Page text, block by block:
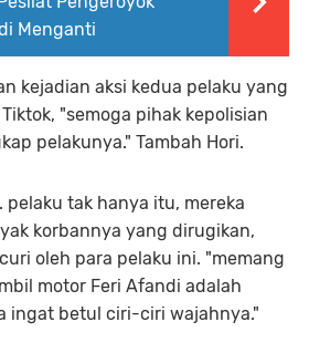
Menganti
kejadian aksi kedua pelaku yang
"semoga pihak kepolisian
pelakunya." Tambah Hori.
pelaku tak hanya itu, mereka
korbannya yang dirugikan,
oleh para pelaku ini. "memang
motor Feri Afandi adalah
ingat betul ciri-ciri wajahnya."